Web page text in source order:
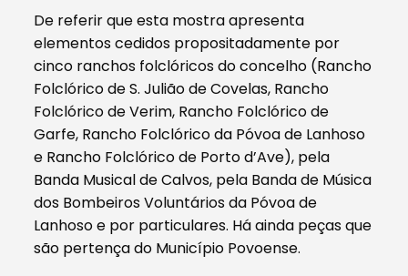
De referir que esta mostra apresenta
elementos cedidos propositadamente por
cinco ranchos folclóricos do concelho (Rancho
Folclórico de S. Julião de Covelas, Rancho
Folclórico de Verim, Rancho Folclórico de
Garfe, Rancho Folclórico da Póvoa de Lanhoso
e Rancho Folclórico de Porto d’Ave), pela
Banda Musical de Calvos, pela Banda de Música
dos Bombeiros Voluntários da Póvoa de
Lanhoso e por particulares. Há ainda peças que
são pertença do Município Povoense.